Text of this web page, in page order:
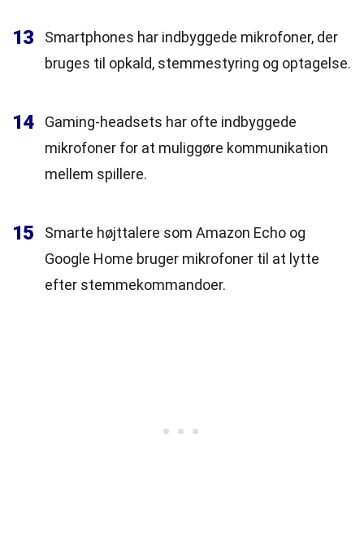
13
Smartphones har indbyggede mikrofoner, der
bruges til opkald, stemmestyring og optagelse.
14
Gaming-headsets har ofte indbyggede
mikrofoner for at muliggøre kommunikation
mellem spillere.
15
Smarte højttalere som Amazon Echo og
Google Home bruger mikrofoner til at lytte
efter stemmekommandoer.